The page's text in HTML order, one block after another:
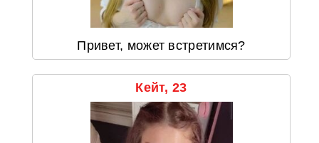
Привет, может встретимся?
Кейт, 23